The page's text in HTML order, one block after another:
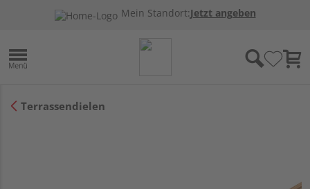
Mein Standort:Jetzt angeben
Terrassendielen